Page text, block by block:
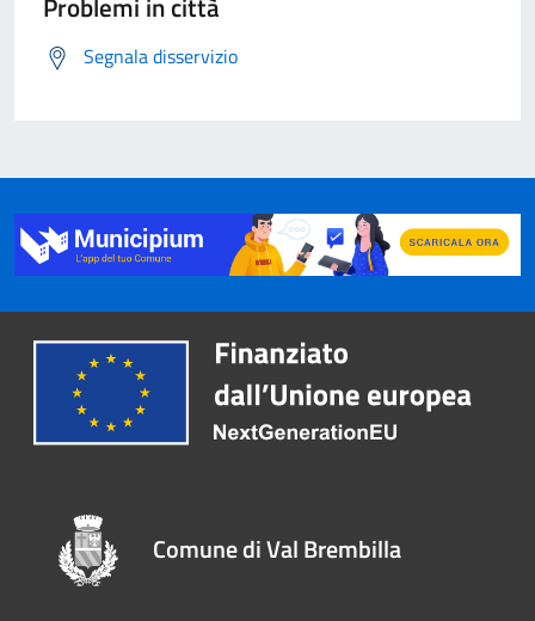
Segnala disservizio
Comune di Val Brembilla